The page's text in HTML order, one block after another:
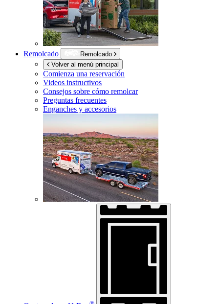
Remolcado
Remolcado
Volver al menú principal
Comienza una reservación
Videos instructivos
Consejos sobre cómo remolcar
Preguntas frecuentes
Enganches y accesorios